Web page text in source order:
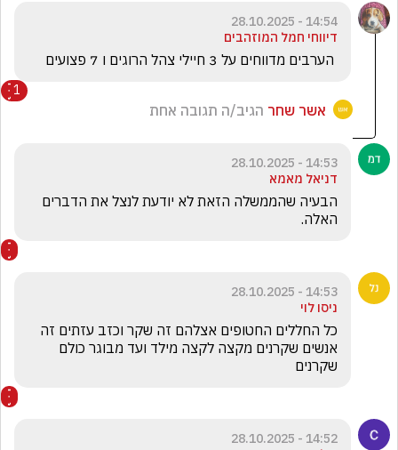
14:54 - 28.10.2025
דיווחי חמל המוזהבים
1
אשר שחר הגיב/ה תגובה אחת
14:53 - 28.10.2025
דניאל מאמא
האלה.
14:53 - 28.10.2025
ניסו לוי
שקרנים
14:52 - 28.10.2025